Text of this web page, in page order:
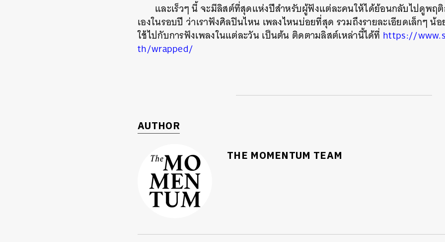
และเร็วๆ นี้ จะมีลิสต์ที่สุดแห่งปีสำหรับผู้ฟังแต่ละคนให้ได้ย้อนกลับไปดูพฤติ
เองในรอบปี ว่าเราฟังศิลปินไหน เพลงไหนบ่อยที่สุด รวมถึงรายละเอียดเล็กๆ น้อ
ใช้ไปกับการฟังเพลงในแต่ละวัน เป็นต้น ติดตามลิสต์เหล่านี้ได้ที่ https://
th/wrapped/
AUTHOR
THE MOMENTUM TEAM